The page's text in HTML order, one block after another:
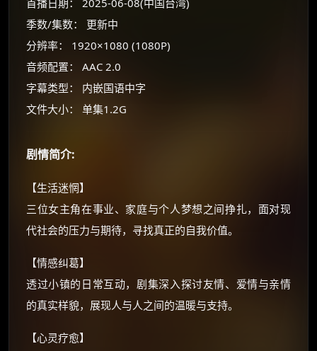
首播日期： 2025-06-08(中国台湾)
季数/集数： 更新中
分辨率： 1920×1080 (1080P)
音频配置： AAC 2.0
字幕类型： 内嵌国语中字
文件大小： 单集1.2G
剧情简介:
【生活迷惘】
三位女主角在事业、家庭与个人梦想之间挣扎，面对现
代社会的压力与期待，寻找真正的自我价值。
【情感纠葛】
透过小镇的日常互动，剧集深入探讨友情、爱情与亲情
的真实样貌，展现人与人之间的温暖与支持。
【心灵疗愈】
🧧 福利领取站
☕
优惠券、活动红包，每日可领。